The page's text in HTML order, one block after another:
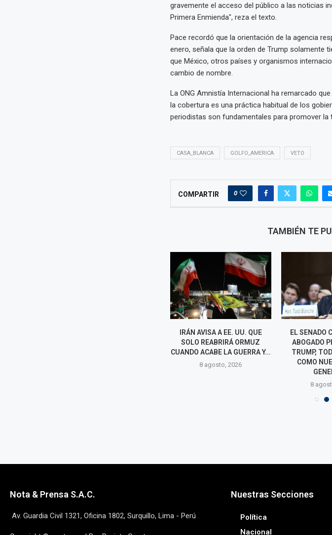
gravemente el acceso del público a las noticias
Primera Enmienda", reza el texto.
Pace recordó que la orientación de la agencia
enero, señala que la orden de Trump solamente
que México, otros países y organismos
cambio de nombre.
La ONG Amnistía Internacional ha remarcado
la cobertura es una práctica habitual de los
periodistas son fundamentales para promover la
CASA_BLANCA GOLFO_AMERICA VETO
COMPARTIR 0
TAMBIÉN TE
IRÁN AVISA A EE. UU. QUE
SOLO REABRIRÁ ORMUZ
CUANDO ACABE LA GUERRA Y...
8 agosto, 2026
EL SENADO
ABOGADO
TRUMP,
COMO
8
Nota & Prensa S.A.C.
Av. Guardia Civil 1321, Oficina 1802, Surquillo, Lima - Perú
Nuestras Secciones
Política
Nacional